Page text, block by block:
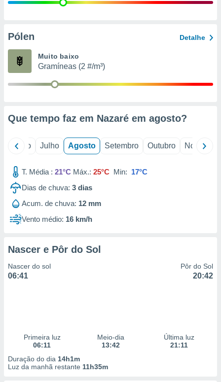
e
Pólen Detalhe
Muito baixo
Gramíneas (2 #/m³)
Que tempo faz em Nazaré em agosto?
Junho Julho Agosto Setembro Outubro Novembro
T. Média : 21°C Máx.: 25°C Min: 17°C
Dias de chuva: 3 dias
Acum. de chuva: 12 mm
Vento médio: 16 km/h
Nascer e Pôr do Sol
Nascer do sol
06:41
Pôr do Sol
20:42
Primeira luz
06:11
Meio-dia
13:42
Última luz
21:11
Duração do dia 14h1m
Luz da manhã restante 11h35m